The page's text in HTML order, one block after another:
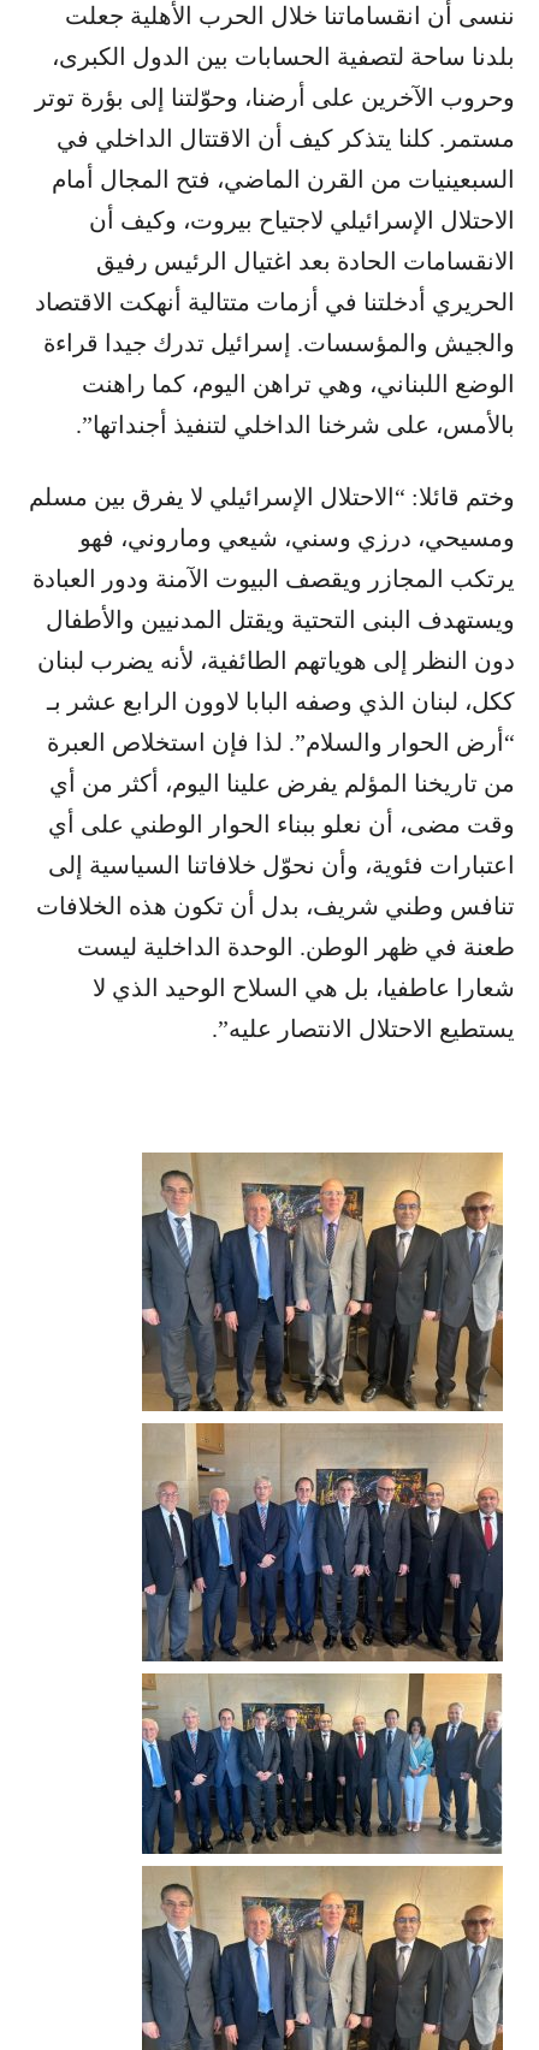
ننسى أن انقساماتنا خلال الحرب الأهلية جعلت
بلدنا ساحة لتصفية الحسابات بين الدول الكبرى،
وحروب الآخرين على أرضنا، وحوّلتنا إلى بؤرة توتر
مستمر. كلنا يتذكر كيف أن الاقتتال الداخلي في
السبعينيات من القرن الماضي، فتح المجال أمام
الاحتلال الإسرائيلي لاجتياح بيروت، وكيف أن
الانقسامات الحادة بعد اغتيال الرئيس رفيق
الحريري أدخلتنا في أزمات متتالية أنهكت الاقتصاد
والجيش والمؤسسات. إسرائيل تدرك جيدا قراءة
الوضع اللبناني، وهي تراهن اليوم، كما راهنت
بالأمس، على شرخنا الداخلي لتنفيذ أجنداتها”.
وختم قائلا: “الاحتلال الإسرائيلي لا يفرق بين مسلم
ومسيحي، درزي وسني، شيعي وماروني، فهو
يرتكب المجازر ويقصف البيوت الآمنة ودور العبادة
ويستهدف البنى التحتية ويقتل المدنيين والأطفال
دون النظر إلى هوياتهم الطائفية، لأنه يضرب لبنان
ككل، لبنان الذي وصفه البابا لاوون الرابع عشر بـ
“أرض الحوار والسلام”. لذا فإن استخلاص العبرة
من تاريخنا المؤلم يفرض علينا اليوم، أكثر من أي
وقت مضى، أن نعلو ببناء الحوار الوطني على أي
اعتبارات فئوية، وأن نحوّل خلافاتنا السياسية إلى
تنافس وطني شريف، بدل أن تكون هذه الخلافات
طعنة في ظهر الوطن. الوحدة الداخلية ليست
شعارا عاطفيا، بل هي السلاح الوحيد الذي لا
يستطيع الاحتلال الانتصار عليه”.